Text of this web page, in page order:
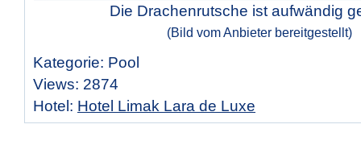
Die Drachenrutsche ist aufwändig
(Bild vom Anbieter bereitgestellt)
Kategorie: Pool
Views: 2874
Hotel: Hotel Limak Lara de Luxe